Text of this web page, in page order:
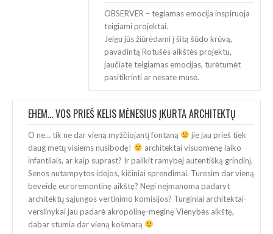
OBSERVER – tegiamas emocija inspiruoja
teigiami projektai.
Jeigu jūs žiūrėdami į šitą šūdo krūvą,
pavadintą Rotušės aikštės projektu,
jaučiate teigiamas emocijas, turėtumėt
pasitikrinti ar nesate musė.
EHEM... VOS PRIEŠ KELIS MĖNESIUS ĮKURTA ARCHITEKTŲ
STUDIJA?
(2020-11-06 ATSAKYTI
O ne… tik ne dar vieną myžčiojantį fontaną
jie jau prieš tiek
daug metų visiems nusibodę!
architektai visuomenę laiko
infantilais, ar kaip suprast? Ir palikit ramybėj autentišką grindinį.
Senos nutampytos idėjos, kičiniai sprendimai. Turėsim dar vieną
beveidę euroremontinę aikštę? Negi neįmanoma padaryt
architektų sąjungos vertinimo komisijos? Turginiai architektai-
verslinykai jau padarė akropolinę-meginę Vienybės aikštę,
dabar stumia dar vieną košmarą